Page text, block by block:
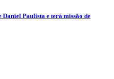
Daniel Paulista e terá missão de